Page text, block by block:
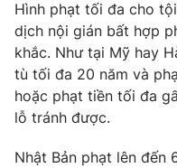
Hình phạt tối đa cho
dịch nội gián bất hợp
khắc. Như tại Mỹ hay
tù tối đa 20 năm và
hoặc phạt tiền tối đa
lỗ tránh được.
Nhật Bản phạt lên đến